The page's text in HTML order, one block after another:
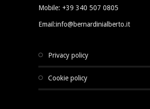
Mobile: +39 340 507 0805
Email:info@bernardinialberto.it
privacy policy
cookie policy